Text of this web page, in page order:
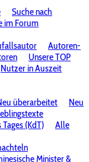
Suche nach
im Forum
Autoren-
Unsere TOP
Nutzer in Auszeit
überarbeitet
Neu
(KdT)
Alle
Minister &